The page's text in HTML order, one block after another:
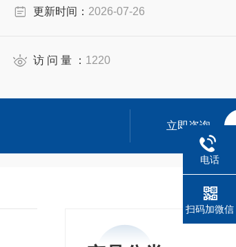
更新时间： 2026-07-26
访 问 量 ： 1220
立即咨询
电话
扫码加微信